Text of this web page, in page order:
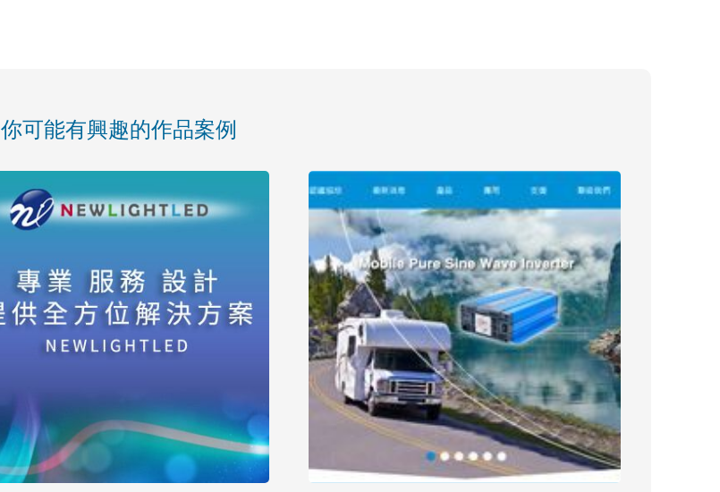
你可能有興趣的作品案例